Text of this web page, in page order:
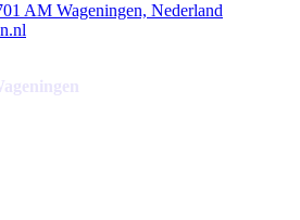
AM Wageningen, Nederland